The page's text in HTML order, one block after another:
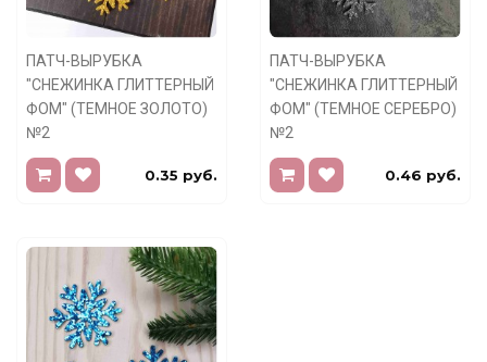
ПАТЧ-ВЫРУБКА
"СНЕЖИНКА ГЛИТТЕРНЫЙ
ФОМ" (ТЕМНОЕ ЗОЛОТО)
№2
0.35 руб.
ПАТЧ-ВЫРУБКА
"СНЕЖИНКА ГЛИТТЕРНЫЙ
ФОМ" (ТЕМНОЕ СЕРЕБРО)
№2
0.46 руб.